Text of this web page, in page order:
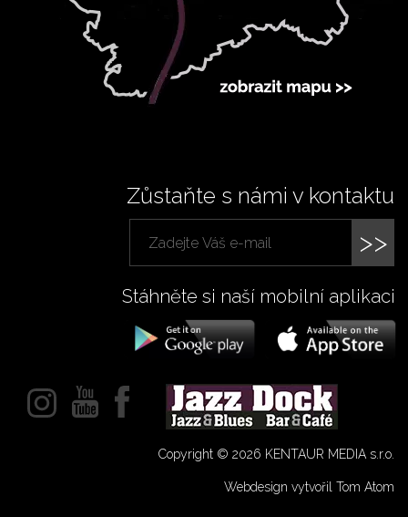
Zůstaňte s námi v kontaktu
>>
Stáhněte si naší mobilní aplikaci
Copyright © 2026 KENTAUR MEDIA s.r.o.
Webdesign vytvořil Tom Atom